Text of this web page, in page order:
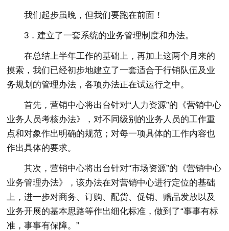
我们起步虽晚，但我们要跑在前面！
3．建立了一套系统的业务管理制度和办法。
在总结上半年工作的基础上，再加上这两个月来的
摸索，我们已经初步地建立了一套适合于行销队伍及业
务规划的管理办法，各项办法正在试运行之中。
首先，营销中心将出台针对“人力资源”的《营销中心
业务人员考核办法》，对不同级别的业务人员的工作重
点和对象作出明确的规范；对每一项具体的工作内容也
作出具体的要求。
其次，营销中心将出台针对“市场资源”的《营销中心
业务管理办法》，该办法在对营销中心进行定位的基础
上，进一步对商务、订购、配货、促销、赠品发放以及
业务开展的基本思路等作出细化标准，做到了“事事有标
准，事事有保障。”